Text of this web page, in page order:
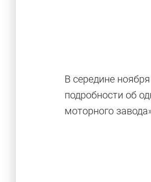
В середине
подробности об
моторного